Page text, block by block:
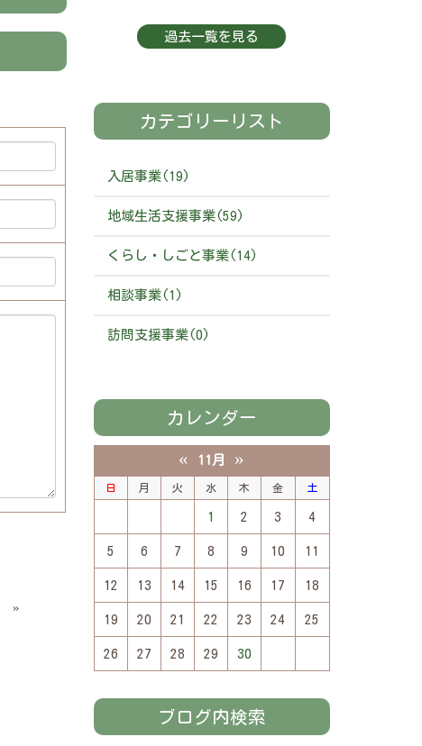
»
過去一覧を見る
カテゴリーリスト
入居事業(19)
地域生活支援事業(59)
くらし・しごと事業(14)
相談事業(1)
訪問支援事業(0)
カレンダー
« 11月 »
日 月 火 水 木 金 土
1 2 3 4
5 6 7 8 9 10 11
12 13 14 15 16 17 18
19 20 21 22 23 24 25
26 27 28 29 30
ブログ内検索